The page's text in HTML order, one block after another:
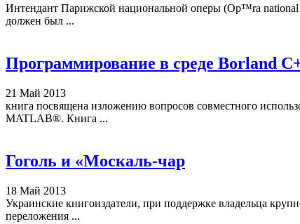
Интендант Парижской национальной оперы (Op™ra
должен был ...
Программирование в среде Borland
21 Май 2013
книга посвящена изложению вопросов совместного
MATLAB®. Книга ...
Гоголь и «Москаль-чар
18 Май 2013
Украинские книгоиздатели, при поддержке владельца
переложения ...